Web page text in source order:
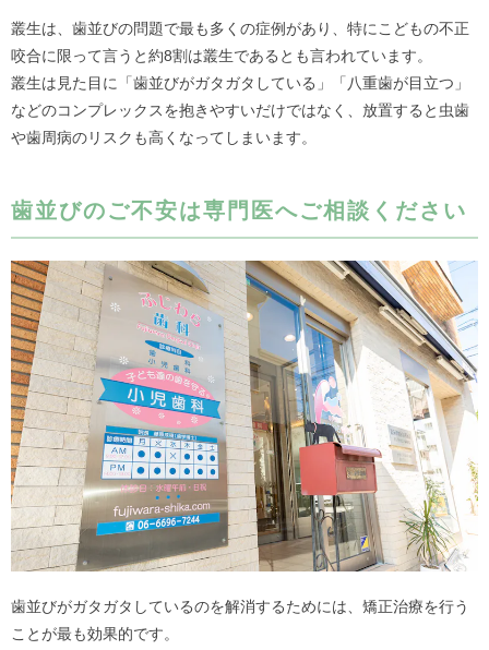
叢生は、歯並びの問題で最も多くの症例があり、特にこどもの不正
咬合に限って言うと約8割は叢生であるとも言われています。
叢生は見た目に「歯並びがガタガタしている」「八重歯が目立つ」
などのコンプレックスを抱きやすいだけではなく、放置すると虫歯
や歯周病のリスクも高くなってしまいます。
歯並びのご不安は専門医へご相談ください
歯並びがガタガタしているのを解消するためには、矯正治療を行う
ことが最も効果的です。